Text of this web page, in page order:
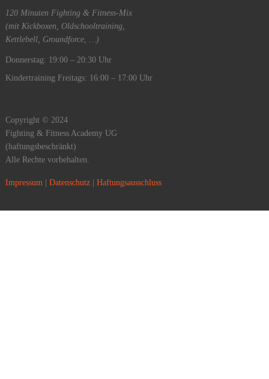
120 Minuten Fighting & Fitness-Mix
(mit Kickboxen, Oldschooltraining,
Kettlebell, Groundforce, …)
Donnerstag: 19:00 – 20:30 Uhr
Kindertraining Freitags: 16:00 – 17:00 Uhr
Copyright © 2024
Fighting & Fitness Academy UG
(haftungsbeschränkt)
Alle Rechte vorbehalten.
Impressum| Datenschutz| Haftungsausschluss